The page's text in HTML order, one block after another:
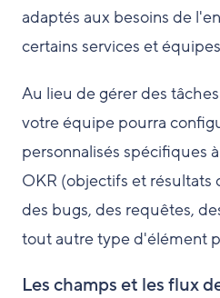
adaptés aux besoins de
certains services et
Au lieu de gérer des
votre équipe pourra
personnalisés spécifiques
OKR (objectifs et résultats
des bugs, des requêtes,
tout autre type d'élément
Les champs et les flux